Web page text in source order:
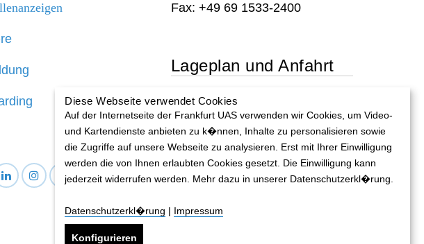
Fax: +49 69 1533-2400
Lageplan und Anfahrt
Lageplan und Anfahrt
BARRIEREFREIHEIT
Diese Webseite verwendet Cookies
Auf der Internetseite der Frankfurt UAS verwenden wir Cookies, um Video-
und Kartendienste anbieten zu k�nnen, Inhalte zu personalisieren sowie
die Zugriffe auf unsere Webseite zu analysieren. Erst mit Ihrer Einwilligung
werden die von Ihnen erlaubten Cookies gesetzt. Die Einwilligung kann
jederzeit widerrufen werden. Mehr dazu in unserer Datenschutzerkl�rung.
Datenschutzerkl�rung | Impressum
Konfigurieren